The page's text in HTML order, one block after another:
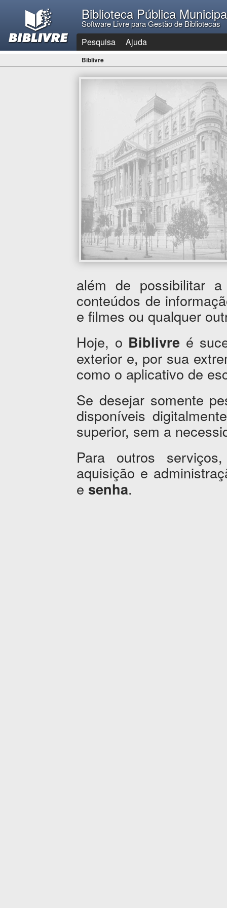
Biblioteca Pública
Software Livre para Gestão de Bibliotecas
Pesquisa Ajuda
Biblivre
além de possibilitar
conteúdos de
e filmes ou qualquer
Hoje, o Biblivre é
exterior e, por sua
como o aplicativo de
Se desejar somente
disponíveis
superior, sem a
Para outros
aquisição e
e senha.